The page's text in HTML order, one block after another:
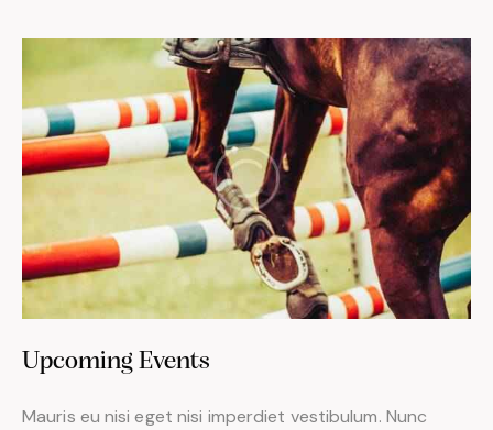
Upcoming Events
Mauris eu nisi eget nisi imperdiet vestibulum. Nunc